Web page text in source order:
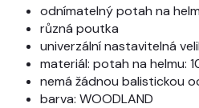
odnímatelný potah na
různá poutka
univerzální nastavitelná
materiál: potah na helmu:
nemá žádnou balistickou
barva: WOODLAND